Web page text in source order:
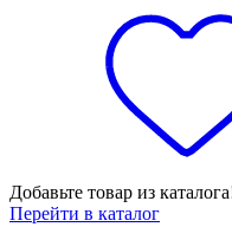
Добавьте товар из
Перейти в каталог